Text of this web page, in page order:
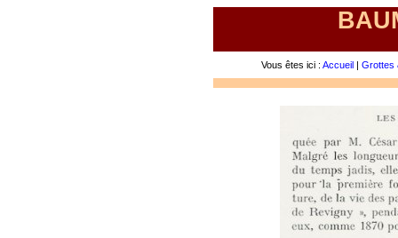
Vous êtes ici : Accueil| Grottes